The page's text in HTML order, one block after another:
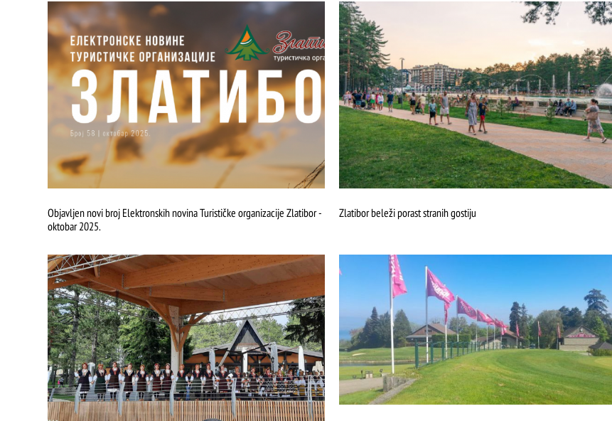
Objavljen novi broj Elektronskih novina Turističke organizacije Zlatibor -
oktobar 2025.
Zlatibor beleži porast stranih gostiju